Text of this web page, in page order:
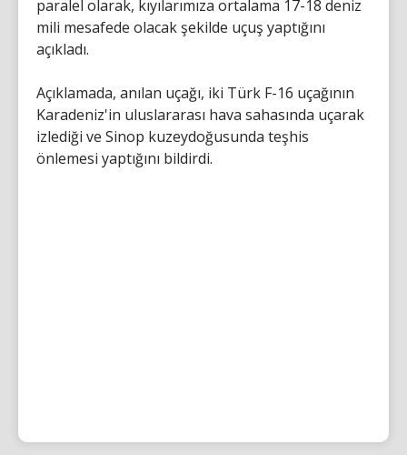
paralel olarak, kıyılarımıza ortalama 17-18 deniz
mili mesafede olacak şekilde uçuş yaptığını
açıkladı.
Açıklamada, anılan uçağı, iki Türk F-16 uçağının
Karadeniz'in uluslararası hava sahasında uçarak
izlediği ve Sinop kuzeydoğusunda teşhis
önlemesi yaptığını bildirdi.